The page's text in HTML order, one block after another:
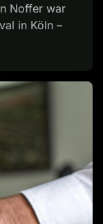
Noffer war
in Köln –